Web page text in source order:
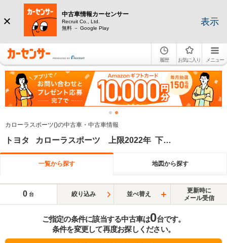
中古車情報カーセンサー
Recruit Co., Ltd.
無料 － Google Play
表示
履歴 お気に入り メニュー
カローラスポーツ()の中古車・中古車情報
トヨタ カローラスポーツ 上限2022年 下限2022年
一覧から探す 地図から探す
0 台 絞り込み 並べ替え
更新時に
メール受信
ご指定の条件に該当する中古車は0台です。
条件を変更して再度お探しください。